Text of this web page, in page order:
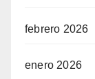
febrero 2026
enero 2026